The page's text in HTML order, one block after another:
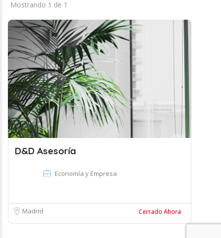
Mostrando 1 de 1
D&D Asesoría
Economía y Empresa
Madrid Cerrado Ahora